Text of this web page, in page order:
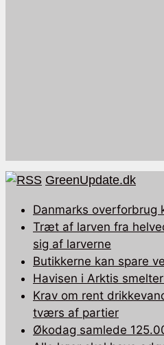
GreenUpdate.dk
Danmarks
Træt af larven fra
sig af larverne
Butikkerne kan spare
Havisen i Arktis
Krav om rent
tværs af partier
Økodag samlede